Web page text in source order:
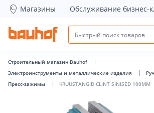
KRUUSTANGID CLINT SINISED 100MM -
Магазины Обслуживание бизнес-
Строительный магазин Bauhof
Электроинструменты и металлические изделия
Пресс-зажимы
KRUUSTANGID CLINT SINISED 100MM